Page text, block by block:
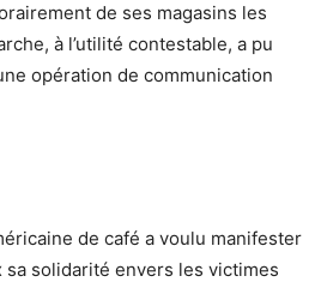
de ses magasins les
à l’utilité contestable, a pu
opération de communication
de café a voulu manifester
sa solidarité envers les victimes